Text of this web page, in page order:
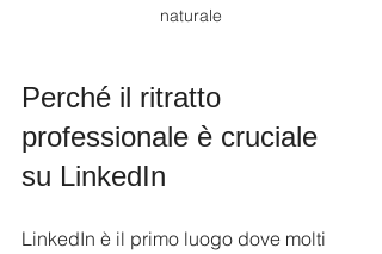
naturale
Perché il ritratto
professionale è cruciale
su LinkedIn
LinkedIn è il primo luogo dove molti